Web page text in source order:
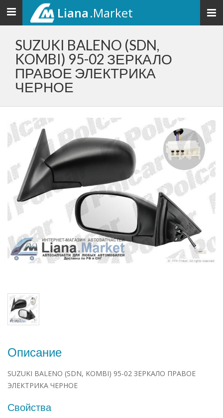
Toggle
navigation
Liana.Market
SUZUKI BALENO (SDN,
KOMBI) 95-02 ЗЕРКАЛО
ПРАВОЕ ЭЛЕКТРИКА
ЧЕРНОЕ
Описание
SUZUKI BALENO (SDN, KOMBI) 95-02 ЗЕРКАЛО ПРАВОЕ
ЭЛЕКТРИКА ЧЕРНОЕ
Свойства